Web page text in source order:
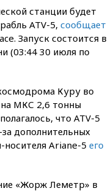
станции будет
ATV-5, сообщает
Запуск состоится в
(03:44 30 июля по
Куру во
на МКС 2,6 тонны
что ATV-5
дополнительных
Ariane-5 его
«Жорж Леметр» в